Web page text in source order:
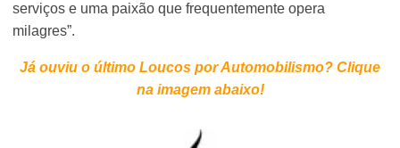
serviços e uma paixão que frequentemente opera
milagres”.
Já ouviu o último Loucos por Automobilismo? Clique
na imagem abaixo!